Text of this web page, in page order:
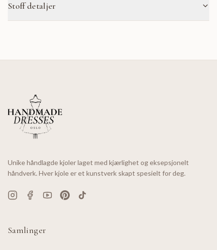
Stoff detaljer
Unike håndlagde kjoler laget med kjærlighet og eksepsjonelt
håndverk. Hver kjole er et kunstverk skapt spesielt for deg.
Samlinger